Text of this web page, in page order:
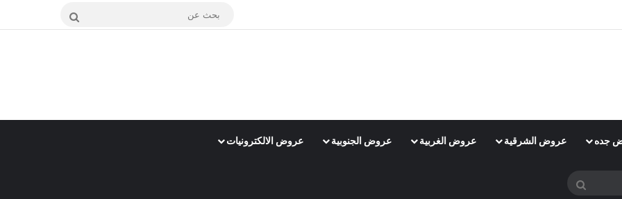
بحث
جده عروض الشرقية عروض الغربية عروض الجنوبية عروض الالكترونيات
بحث